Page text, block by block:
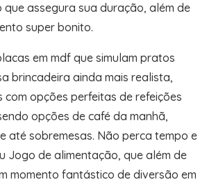
que assegura sua duração, além de
super bonito.
em mdf que simulam pratos
brincadeira ainda mais realista,
com opções perfeitas de refeições
opções de café da manhã,
até sobremesas. Não perca tempo e
Jogo de alimentação, que além de
momento fantástico de diversão em